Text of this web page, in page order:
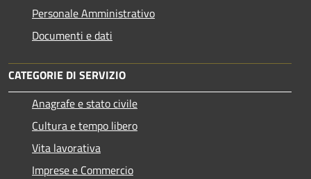
Personale Amministrativo
Documenti e dati
CATEGORIE DI SERVIZIO
Anagrafe e stato civile
Cultura e tempo libero
Vita lavorativa
Imprese e Commercio